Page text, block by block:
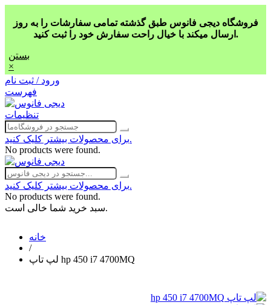
فروشگاه دیجی فانوس طبق گذشته تمامی سفارشات را به روز
ارسال میکند با خیال راحت سفارش خود را ثبت کنید.
بستن
×
ورود / ثبت نام
فهرست
تنظیمات
برای محصولات بیشتر کلیک کنید.
No products were found.
برای محصولات بیشتر کلیک کنید.
No products were found.
سبد خرید شما خالی است.
خانه
/
لپ تاپ hp 450 i7 4700MQ